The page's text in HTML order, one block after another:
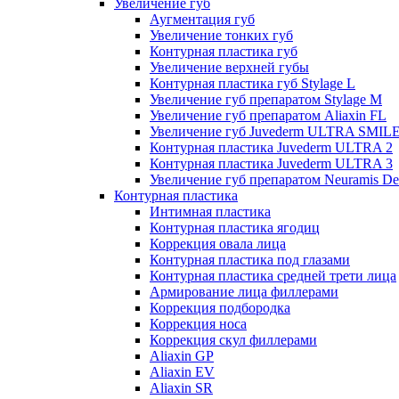
Увеличение губ
Аугментация губ
Увеличение тонких губ
Контурная пластика губ
Увеличение верхней губы
Контурная пластика губ Stylage L
Увеличение губ препаратом Stylage M
Увеличение губ препаратом Aliaxin FL
Увеличение губ Juvederm ULTRA
Контурная пластика Juvederm ULTRA 2
Контурная пластика Juvederm ULTRA 3
Увеличение губ препаратом Neuramis
Контурная пластика
Интимная пластика
Контурная пластика ягодиц
Коррекция овала лица
Контурная пластика под глазами
Контурная пластика средней трети лица
Армирование лица филлерами
Коррекция подбородка
Коррекция носа
Коррекция скул филлерами
Aliaxin GP
Aliaxin EV
Aliaxin SR